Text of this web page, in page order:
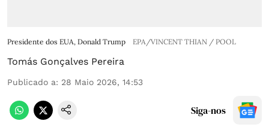
Presidente dos EUA, Donald Trump EPA/VINCENT THIAN / POOL
Tomás Gonçalves Pereira
Publicado a: 28 Maio 2026, 14:53
Siga-nos